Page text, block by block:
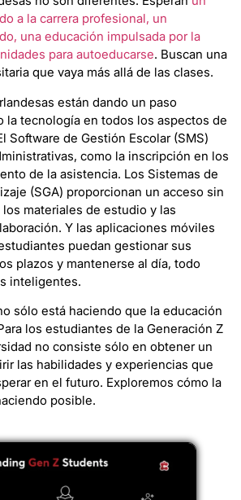
a la carrera profesional, un
una educación impulsada por la
para autoeducarse. Buscan una
que vaya más allá de las clases.
están dando un paso
la tecnología en todos los aspectos de
Software de Gestión Escolar (SMS)
como la inscripción en los
de la asistencia. Los Sistemas de
(SGA) proporcionan un acceso sin
materiales de estudio y las
Y las aplicaciones móviles
puedan gestionar sus
plazos y mantenerse al día, todo
inteligentes.
sólo está haciendo que la educación
los estudiantes de la Generación Z
no consiste sólo en obtener un
las habilidades y experiencias que
en el futuro. Exploremos cómo la
posible.